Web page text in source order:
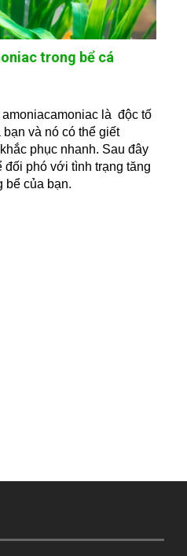
trong bể cá
là độc tố
và nó có thể giết
phục nhanh. Sau đây
đối phó với tình trạng tăng
bể của bạn.